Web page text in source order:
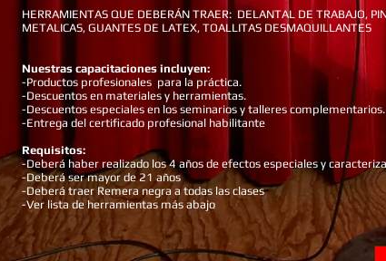
HERRAMIENTAS QUE DEBERÁN TRAER: DELANTAL DE TRABAJO,
METALICAS, GUANTES DE LATEX, TOALLITAS DESMAQUILLANTES
Nuestras capacitaciones incluyen:
-Productos profesionales para la práctica.
-Descuentos en materiales y herramientas.
-Descuentos especiales en los seminarios y talleres complementarios.
-Entrega del certificado profesional habilitante
Requisitos:
-Deberá haber realizado los 4 años de efectos especiales y
-Deberá ser mayor de 21 años
-Deberá traer Remera negra a todas las clases
-Ver lista de herramientas más abajo